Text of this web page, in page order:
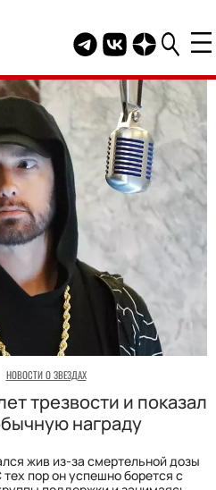
Telegram канал
Группа HELLO
Канал
НОВОСТИ О ЗВЕЗДАХ
трезвости и показал
награду
жив из-за смертельной дозы
пор он успешно борется с